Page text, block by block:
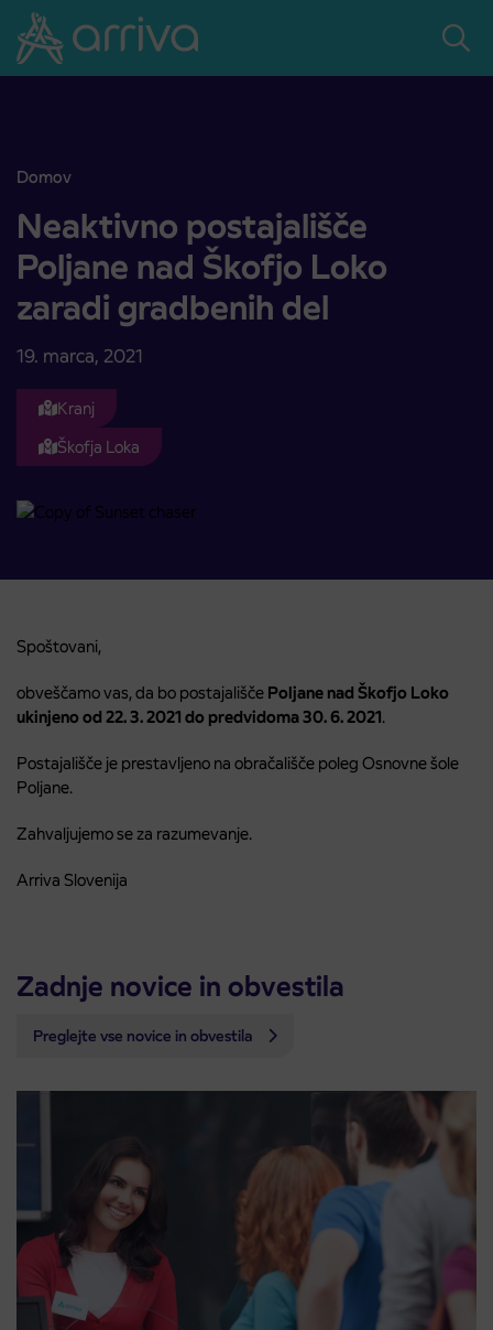
Skoči na vsebino
Domov
Neaktivno postajališče Poljane nad Škofjo Loko zaradi gradbenih
Neaktivno postajališče
Poljane nad Škofjo Loko
zaradi gradbenih del
19. marca, 2021
Kranj
Škofja Loka
Spoštovani,
obveščamo vas, da bo postajališče Poljane nad Škofjo Loko
ukinjeno od 22. 3. 2021 do predvidoma 30. 6. 2021.
Postajališče je prestavljeno na obračališče poleg Osnovne šole
Poljane.
Zahvaljujemo se za razumevanje.
Arriva Slovenija
Zadnje novice in obvestila
Preglejte vse novice in obvestila